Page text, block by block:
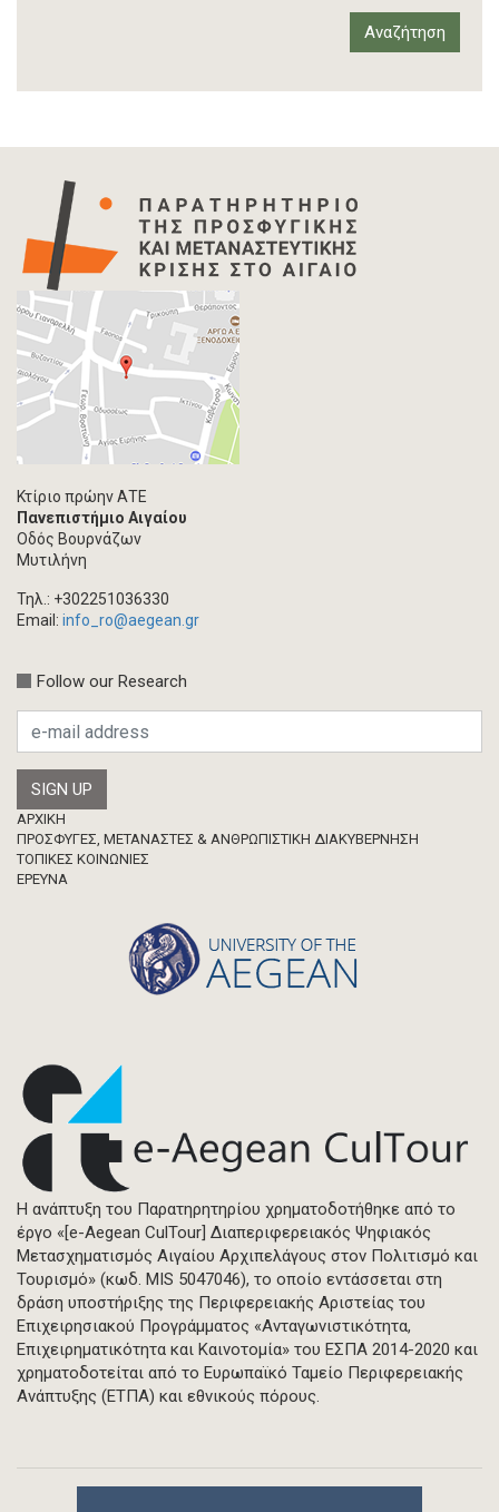
Info-graphic
Επιστολή
Συνέντευξη
Πρωτογενές υλικό
Φωτογραφία
Εκδηλώσεις
Ανάρτηση Blog
Multimedia
Άρθρο ακαδημαϊκoύ περιοδικού
Τεύχος ακαδημαϊκού περιοδικού
Βιβλίο/Μονογραφία
Κεφάλαιο σε συλλογικό τόμο
Προσκλήσεις
Ερευνητική δημοσίευση
Μεταπτυχιακή Διπλωματική Εργασία
Κτίριο πρώην ΑΤΕ
Πανεπιστήμιο Αιγαίου
Οδός Βουρνάζων
Μυτιλήνη
Τηλ.: +302251036330
Email: info_ro@aegean.gr
Follow our Research
Footer
ΑΡΧΙΚΗ
ΠΡΟΣΦΥΓΕΣ, ΜΕΤΑΝΑΣΤΕΣ & ΑΝΘΡΩΠΙΣΤΙΚΗ ΔΙΑΚΥΒΕΡΝΗΣΗ
ΤΟΠΙΚΕΣ ΚΟΙΝΩΝΙΕΣ
ΈΡΕΥΝΑ
Η ανάπτυξη του Παρατηρητηρίου χρηματοδοτήθηκε από το
έργο «[e-Aegean CulTour] Διαπεριφερειακός Ψηφιακός
Μετασχηματισμός Αιγαίου Αρχιπελάγους στον Πολιτισμό και
Τουρισμό» (κωδ. MIS 5047046), το οποίο εντάσσεται στη
δράση υποστήριξης της Περιφερειακής Αριστείας του
Επιχειρησιακού Προγράμματος «Ανταγωνιστικότητα,
Επιχειρηματικότητα και Καινοτομία» του ΕΣΠΑ 2014-2020 και
χρηματοδοτείται από το Ευρωπαϊκό Ταμείο Περιφερειακής
Ανάπτυξης (ΕΤΠΑ) και εθνικούς πόρους.